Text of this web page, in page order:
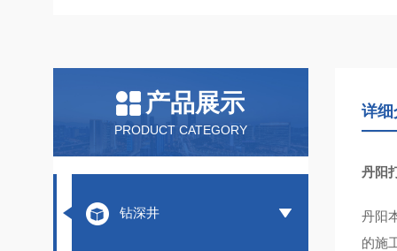
产品展示
PRODUCT CATEGORY
钻深井
详细
丹阳
丹阳
的施